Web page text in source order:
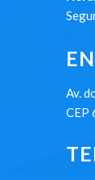
Av.
CEP